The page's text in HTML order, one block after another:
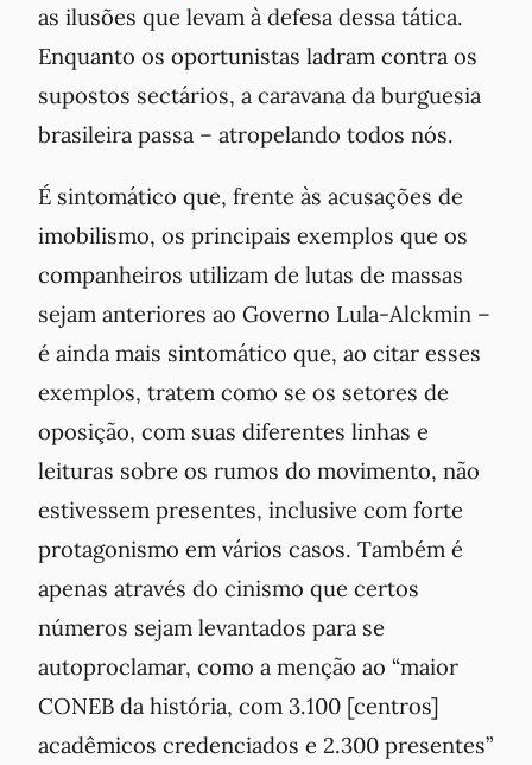
as ilusões que levam à defesa dessa tática.
Enquanto os oportunistas ladram contra os
supostos sectários, a caravana da burguesia
brasileira passa – atropelando todos nós.
É sintomático que, frente às acusações de
imobilismo, os principais exemplos que os
companheiros utilizam de lutas de massas
sejam anteriores ao Governo Lula-Alckmin –
é ainda mais sintomático que, ao citar esses
exemplos, tratem como se os setores de
oposição, com suas diferentes linhas e
leituras sobre os rumos do movimento, não
estivessem presentes, inclusive com forte
protagonismo em vários casos. Também é
apenas através do cinismo que certos
números sejam levantados para se
autoproclamar, como a menção ao “maior
CONEB da história, com 3.100 [centros]
acadêmicos credenciados e 2.300 presentes”